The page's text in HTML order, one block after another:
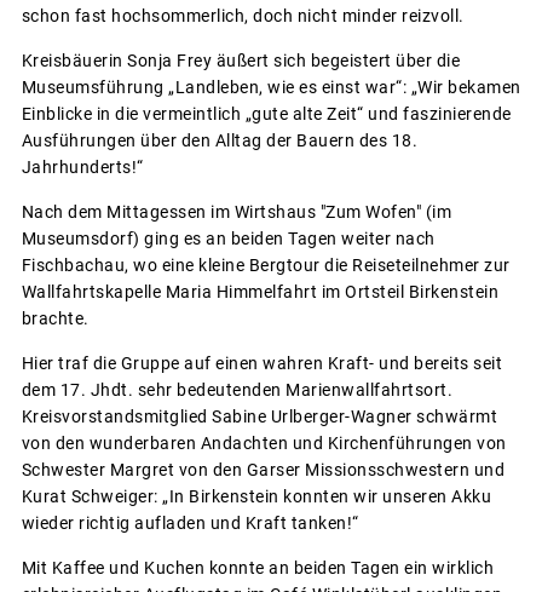
schon fast hochsommerlich, doch nicht minder reizvoll.
Kreisbäuerin Sonja Frey äußert sich begeistert über die
Museumsführung „Landleben, wie es einst war“: „Wir bekamen
Einblicke in die vermeintlich „gute alte Zeit“ und faszinierende
Ausführungen über den Alltag der Bauern des 18.
Jahrhunderts!“
Nach dem Mittagessen im Wirtshaus "Zum Wofen" (im
Museumsdorf) ging es an beiden Tagen weiter nach
Fischbachau, wo eine kleine Bergtour die Reiseteilnehmer zur
Wallfahrtskapelle Maria Himmelfahrt im Ortsteil Birkenstein
brachte.
Hier traf die Gruppe auf einen wahren Kraft- und bereits seit
dem 17. Jhdt. sehr bedeutenden Marienwallfahrtsort.
Kreisvorstandsmitglied Sabine Urlberger-Wagner schwärmt
von den wunderbaren Andachten und Kirchenführungen von
Schwester Margret von den Garser Missionsschwestern und
Kurat Schweiger: „In Birkenstein konnten wir unseren Akku
wieder richtig aufladen und Kraft tanken!“
Mit Kaffee und Kuchen konnte an beiden Tagen ein wirklich